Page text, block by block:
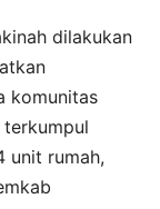
dilakukan
komunitas
unit rumah,